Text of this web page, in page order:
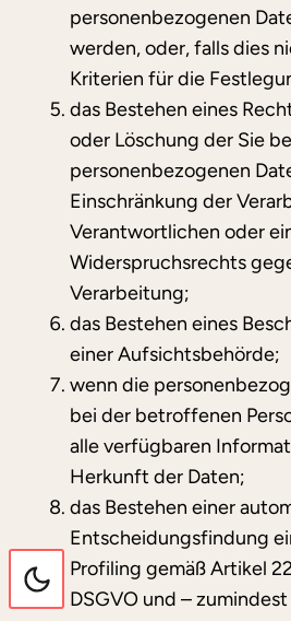
personenbezogenen
werden, oder, falls dies
Kriterien für die
das Bestehen eines
oder Löschung der Sie
personenbezogenen
Einschränkung der
Verantwortlichen oder
Widerspruchsrechts
Verarbeitung;
das Bestehen eines
einer Aufsichtsbehörde;
wenn die
bei der betroffenen
alle verfügbaren
Herkunft der Daten;
das Bestehen einer
Entscheidungsfindung
Profiling gemäß Artikel
DSGVO und –